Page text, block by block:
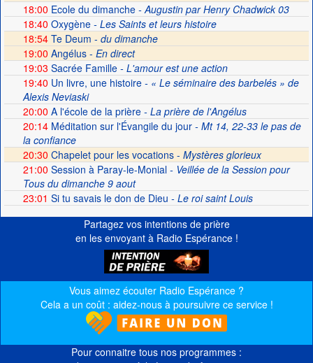
18:00 Ecole du dimanche- Augustin par Henry Chadwick 03
18:40 Oxygène- Les Saints et leurs histoire
18:54Te Deum - du dimanche
19:00 Angélus - En direct
19:03 Sacrée Famille- L'amour est une action
19:40 Un livre, une histoire- « Le séminaire des barbelés » de
Alexis Neviaski
20:00 A l'école de la prière- La prière de l'Angélus
20:14Méditation sur l'Évangile du jour- Mt 14, 22-33 le pas de
la confiance
20:30 Chapelet pour les vocations - Mystères glorieux
21:00 Session à Paray-le-Monial- Veillée de la Session pour
Tous du dimanche 9 aout
23:01 Si tu savais le don de Dieu - Le roi saint Louis
Partagez vos intentions de prière
en les envoyant à Radio Espérance !
Vous aimez écouter Radio Espérance ?
Cela a un coût : aidez-nous à poursuivre ce service !
Pour connaitre tous nos programmes :